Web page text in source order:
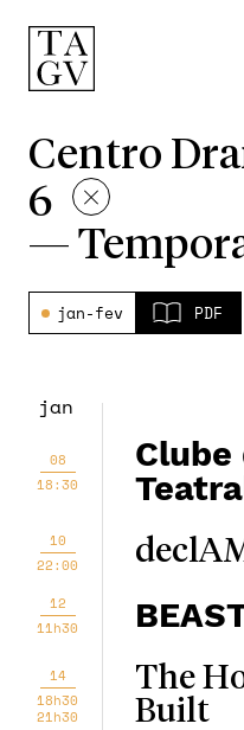
Centro
6
—
jan-fev PDF
jan
08
18:30
10
22:00
12
11h30
14
18h30
21h30
The
Built